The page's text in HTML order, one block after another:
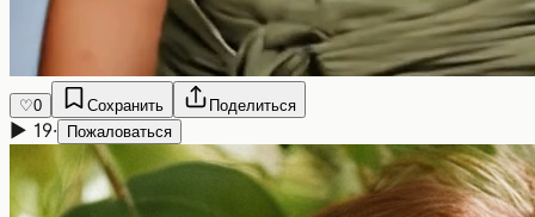
♡0 Сохранить Поделиться
▶ 19· Пожаловаться